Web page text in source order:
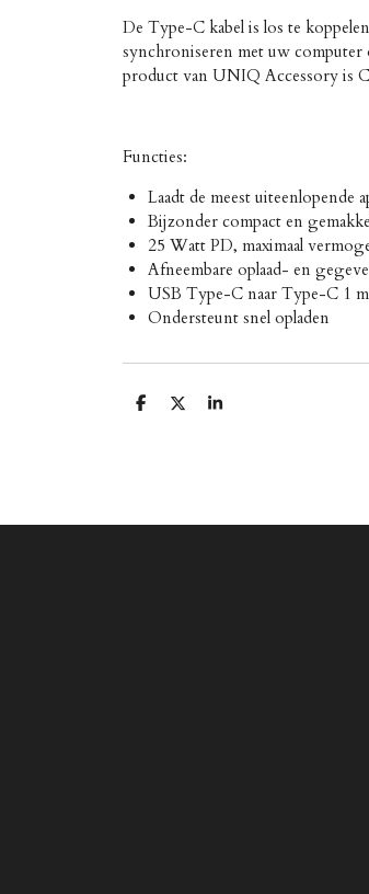
De Type-C kabel is los te
synchroniseren met uw
product van UNIQ Accessory is
Functies:
Laadt de meest
Bijzonder compact en
25 Watt PD, maximaal
Afneembare oplaad- en
USB Type-C naar Type-C 1
Ondersteunt snel opladen
D
D
S